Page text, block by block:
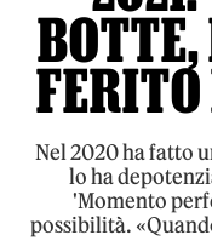
BOTTE,
FERITO
Nel 2020 ha fatto
lo ha
'Momento
possibilità.